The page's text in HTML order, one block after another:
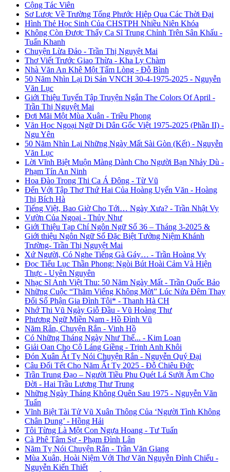
Cộng Tác Viên
Sơ Lược Về Trường Tống Phước Hiệp Qua Các Thời Đại
Hình Thẻ Học Sinh Của CHSTPH Nhiều Niên Khóa
Không Còn Được Thấy Ca Sĩ Trung Chỉnh Trên Sân Khấu -
Tuấn Khanh
Chuyện Lừa Đảo - Trần Thị Nguyệt Mai
Thơ Viết Trước Giao Thừa - Kha Ly Chàm
Nhà Văn An Khê Một Tấm Lòng - Đỗ Bình
50 Năm Nhìn Lại Di Sản VNCH 30-4-1975-2025 - Nguyễn
Văn Lục
Giới Thiệu Tuyển Tập Truyện Ngắn The Colors Of April -
Trần Thị Nguyệt Mai
Đợi Mãi Một Mùa Xuân - Triều Phong
Văn Học Ngoại Ngữ Di Dân Gốc Việt 1975-2025 (Phần II) -
Ngu Yên
50 Năm Nhìn Lại Những Ngày Mất Sài Gòn (Kết) - Nguyễn
Văn Lục
Lời Vĩnh Biệt Muộn Màng Dành Cho Người Bạn Nhảy Dù -
Phạm Tín An Ninh
Hoa Đào Trong Thi Ca Á Đông - Từ Vũ
Đến Với Tập Thơ Thứ Hai Của Hoàng Uyển Văn - Hoàng
Thị Bích Hà
Tiếng Việt, Bao Giờ Cho Tới… Ngày Xưa? - Trần Nhật Vy
Vườn Của Ngoại - Thủy Như
Giới Thiệu Tạp Chí Ngôn Ngữ Số 36 – Tháng 3-2025 &
Giới thiệu Ngôn Ngữ Số Đặc Biệt Tưởng Niệm Khánh
Trường- Trần Thị Nguyệt Mai
Xứ Người, Có Nghe Tiếng Gà Gáy… - Trần Hoàng Vy
Đọc Tiểu Lục Thần Phong: Ngòi Bút Hoài Cảm Và Hiện
Thực - Uyên Nguyên
Nhạc Sĩ Anh Việt Thu: 50 Năm Ngày Mất - Trần Quốc Bảo
Những Cuộc “Thăm Viếng Không Mời” Lúc Nửa Đêm Thay
Đổi Số Phận Gia Đình Tôi* - Thanh Hà CH
Nhớ Thi Vũ Ngày Giỗ Đầu - Vũ Hoàng Thư
Phương Ngữ Miền Nam - Hồ Đình Vũ
Năm Rắn, Chuyện Rắn - Vinh Hồ
Có Những Tháng Ngày Như Thế... - Kim Loan
Giải Oan Cho Cô Láng Giềng - Trịnh Anh Khôi
Đón Xuân Ất Tỵ Nói Chuyện Rắn - Nguyễn Quý Đại
Câu Đối Tết Cho Năm Ất Tỵ 2025 - Đỗ Chiêu Đức
Trần Trung Đạo – Người Tiều Phu Quét Lá Sưởi Ấm Cho
Đời - Hai Trầu Lương Thư Trung
Những Ngày Tháng Không Quên Sau 1975 - Nguyễn Văn
Tuấn
Vĩnh Biệt Tài Tử Vũ Xuân Thông Của ‘Người Tình Không
Chân Dung’ - Hồng Hải
Tôi Từng Là Một Con Ngựa Hoang - Tư Tuấn
Cà Phê Tâm Sự - Phạm Đình Lân
Năm Tỵ Nói Chuyện Rắn - Trần Văn Giang
Mùa Xuân, Hoài Niệm Với Thơ Văn Nguyễn Đình Chiểu -
Nguyễn Kiến Thiết